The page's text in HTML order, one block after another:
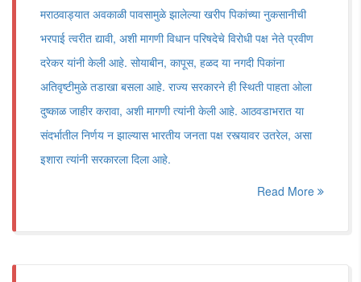
मराठवाड्यात अवकाळी पावसामुळे झालेल्या खरीप पिकांच्या नुकसानीची
भरपाई त्वरीत द्यावी, अशी मागणी विधान परिषदेचे विरोधी पक्ष नेते प्रवीण
दरेकर यांनी केली आहे. सोयाबीन, कापूस, हळद या नगदी पिकांना
अतिवृष्टीमुळे तडाखा बसला आहे. राज्य सरकारने ही स्थिती पाहता ओला
दुष्काळ जाहीर करावा, अशी मागणी त्यांनी केली आहे. आठवडाभरात या
संदर्भातील निर्णय न झाल्यास भारतीय जनता पक्ष रस्त्यावर उतरेल, असा
इशारा त्यांनी सरकारला दिला आहे.
Read More